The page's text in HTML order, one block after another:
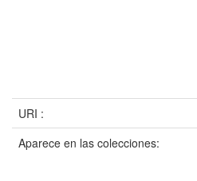
URI :
Aparece en las colecciones: